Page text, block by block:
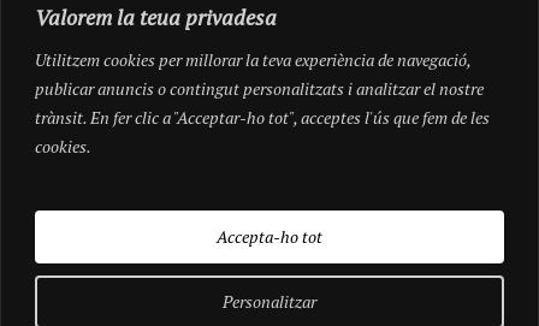
Valorem la teua privadesa
Utilitzem cookies per millorar la teva experiència de navegació,
publicar anuncis o contingut personalitzats i analitzar el nostre
trànsit. En fer clic a "Acceptar-ho tot", acceptes l'ús que fem de les
cookies.
Personalitzar
Accepta-ho tot
© 2026 Pioneres.